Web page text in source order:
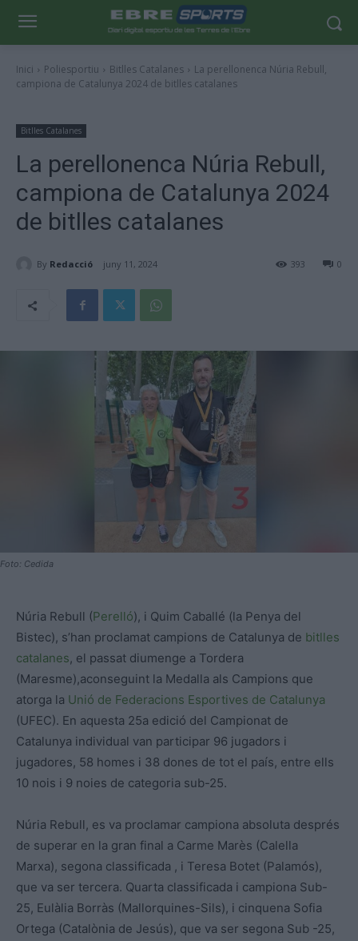
Inici Poliesportiu Bitlles Catalanes
La perellonenca Núria Rebull,
campiona de Catalunya 2024 de bitlles catalanes
Bitlles Catalanes
La perellonenca Núria Rebull,
campiona de Catalunya 2024
de bitlles catalanes
By Redacció juny 11, 2024 0
393
Foto: Cedida
Núria Rebull (Perelló), i Quim Caballé (la Penya del
Bistec), s’han proclamat campions de Catalunya de bitlles
catalanes, el passat diumenge a Tordera
(Maresme),aconseguint la Medalla als Campions que
atorga la Unió de Federacions Esportives de Catalunya
(UFEC). En aquesta 25a edició del Campionat de
Catalunya individual van participar 96 jugadors i
jugadores, 58 homes i 38 dones de tot el país, entre ells
10 nois i 9 noies de categoria sub-25.
Núria Rebull, es va proclamar campiona absoluta després
de superar en la gran final a Carme Marès (Calella
Marxa), segona classificada , i Teresa Botet (Palamós),
que va ser tercera. Quarta classificada i campiona Sub-
25, Eulàlia Borràs (Mallorquines-Sils), i cinquena Sofia
Ortega (Catalònia de Jesús), que va ser segona Sub -25,